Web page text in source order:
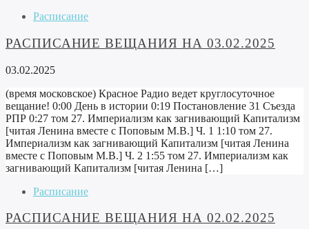
Расписание
РАСПИСАНИЕ ВЕЩАНИЯ НА 03.02.2025
03.02.2025
(время московское) Красное Радио ведет круглосуточное
вещание! 0:00 День в истории 0:19 Постановление 31 Съезда
РПР 0:27 том 27. Империализм как загнивающий Капитализм
[читая Ленина вместе с Поповым М.В.] Ч. 1 1:10 том 27.
Империализм как загнивающий Капитализм [читая Ленина
вместе с Поповым М.В.] Ч. 2 1:55 том 27. Империализм как
загнивающий Капитализм [читая Ленина […]
Расписание
РАСПИСАНИЕ ВЕЩАНИЯ НА 02.02.2025